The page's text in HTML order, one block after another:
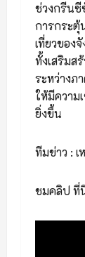
ช่วงกรีน
การกระตุ้
เที่ยวของ
ทั้งเสริมส
ระหว่างภ
ให้มีความ
ยิ่งขึ้น
ทีมข่าว : เ
ชมคลิป ที่